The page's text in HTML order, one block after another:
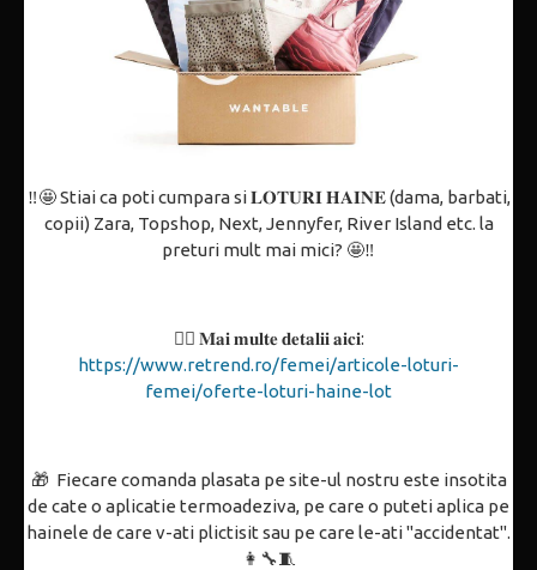
‼️🤩 Stiai ca poti cumpara si 𝐋𝐎𝐓𝐔𝐑𝐈 𝐇𝐀𝐈𝐍𝐄 (dama, barbati,
copii) Zara, Topshop, Next, Jennyfer, River Island etc. la
preturi mult mai mici? 🤩‼️
👉🏼 𝐌𝐚𝐢 𝐦𝐮𝐥𝐭𝐞 𝐝𝐞𝐭𝐚𝐥𝐢𝐢 𝐚𝐢𝐜𝐢:
https://www.retrend.ro/femei/articole-loturi-
femei/oferte-loturi-haine-lot
🎁 Fiecare comanda plasata pe site-ul nostru este insotita
de cate o aplicatie termoadeziva, pe care o puteti aplica pe
hainele de care v-ati plictisit sau pe care le-ati "accidentat".
👩‍🔧🧵
Termeni și condiții
Politica de utilizare Cookie-uri
ReTrend Outfit
Coduri promoționale & Licitații